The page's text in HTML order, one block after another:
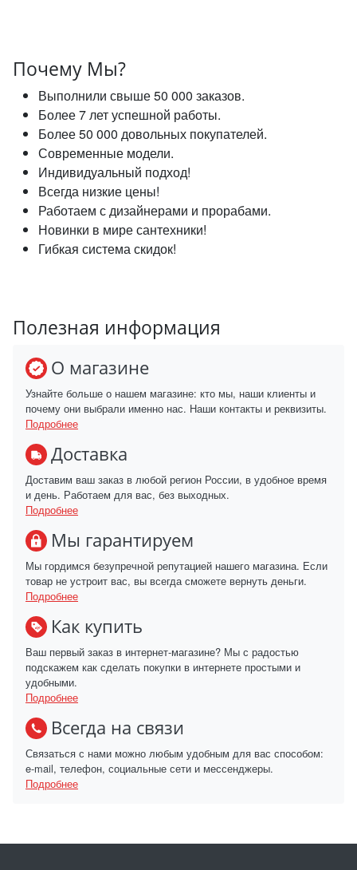
Почему Мы?
Выполнили свыше 50 000 заказов.
Более 7 лет успешной работы.
Более 50 000 довольных покупателей.
Современные модели.
Индивидуальный подход!
Всегда низкие цены!
Работаем с дизайнерами и прорабами.
Новинки в мире сантехники!
Гибкая система скидок!
Полезная информация
О магазине
Узнайте больше о нашем магазине: кто мы, наши клиенты и
почему они выбрали именно нас. Наши контакты и реквизиты.
Подробнее
Доставка
Доставим ваш заказ в любой регион России, в удобное время
и день. Работаем для вас, без выходных.
Подробнее
Мы гарантируем
Мы гордимся безупречной репутацией нашего магазина. Если
товар не устроит вас, вы всегда сможете вернуть деньги.
Подробнее
Как купить
Ваш первый заказ в интернет-магазине? Мы с радостью
подскажем как сделать покупки в интернете простыми и
удобными.
Подробнее
Всегда на связи
Связаться с нами можно любым удобным для вас способом:
e-mail, телефон, социальные сети и мессенджеры.
Подробнее